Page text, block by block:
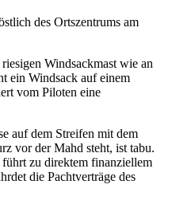
des Ortszentrums am
Windsackmast wie an
ein Windsack auf einem
vom Piloten eine
auf dem Streifen mit dem
vor der Mahd steht, ist tabu.
zu direktem finanziellem
die Pachtverträge des